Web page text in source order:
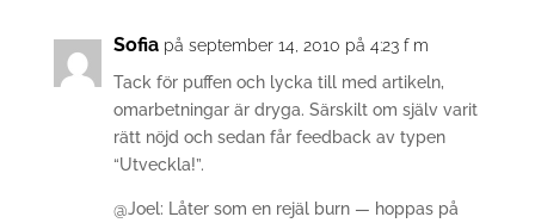
Sofia på september 14, 2010 på 4:23 f m
Tack för puffen och lycka till med artikeln,
omarbetningar är dryga. Särskilt om själv varit
rätt nöjd och sedan får feedback av typen
“Utveckla!”.
@Joel: Låter som en rejäl burn — hoppas på